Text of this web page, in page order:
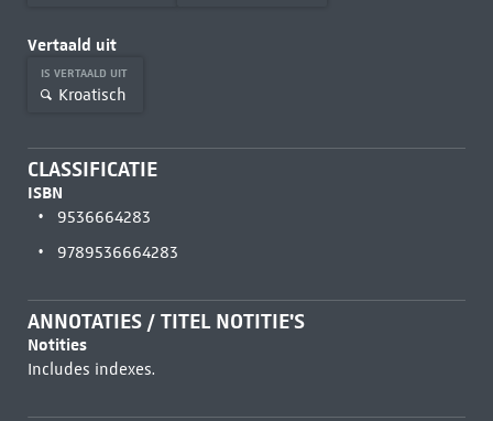
Vertaald uit
IS VERTAALD UIT
Kroatisch
CLASSIFICATIE
ISBN
9536664283
9789536664283
ANNOTATIES / TITEL NOTITIE'S
Notities
Includes indexes.